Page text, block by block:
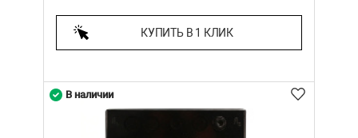
КУПИТЬ В 1 КЛИК
В наличии